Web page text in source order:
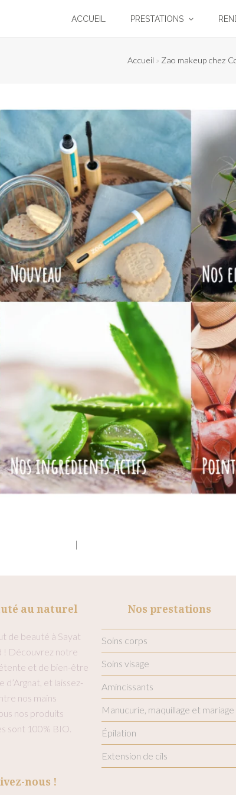
ACCUEIL PRESTATIONS
Accueil » Zao makeup chez
|
au naturel
de beauté à Sayat
! Découvrez notre
et de bien-être
d’Argnat, et laissez-
nos mains
nos produits
sont 100% BIO.
nous !
Nos prestations
Soins corps
Soins visage
Amincissants
Manucurie, maquillage et mariage
Épilation
Extension de cils